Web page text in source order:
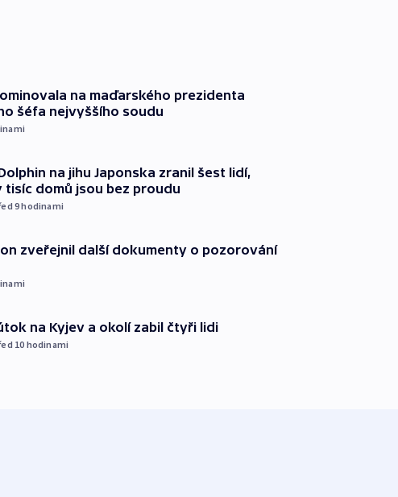
na maďarského prezidenta
šéfa nejvyššího soudu
na jihu Japonska zranil šest lidí,
tisíc domů jsou bez proudu
9hodinami
zveřejnil další dokumenty o pozorování
na Kyjev a okolí zabil čtyři lidi
10 hodinami